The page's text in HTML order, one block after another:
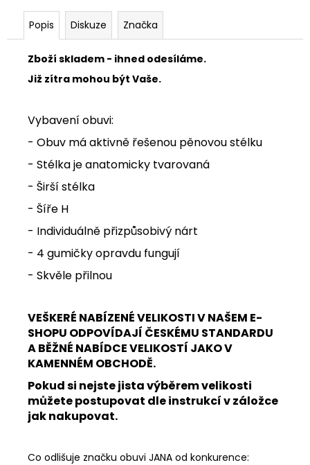
Popis Diskuze Značka
Zboží skladem - ihned odesíláme.
Již zítra mohou být Vaše.
Vybavení obuvi:
- Obuv má aktivně řešenou pěnovou stélku
- Stélka je anatomicky tvarovaná
- Širší stélka
- Šíře H
- Individuálně přizpůsobivý nárt
- 4 gumičky opravdu fungují
- Skvěle přilnou
VEŠKERÉ NABÍZENÉ VELIKOSTI V NAŠEM E-
SHOPU ODPOVÍDAJÍ ČESKÉMU STANDARDU
A BĚŽNÉ NABÍDCE VELIKOSTÍ JAKO V
KAMENNÉM OBCHODĚ.
Pokud si nejste jista výběrem velikosti
můžete postupovat dle instrukcí v záložce
jak nakupovat.
Co odlišuje značku obuvi JANA od konkurence: